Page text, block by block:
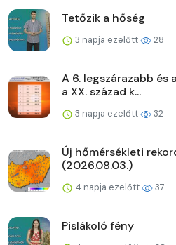
Tetőzik a hőség
3 napja ezelőtt 28
A 6. legszárazabb és
a XX. század k...
3 napja ezelőtt 32
Új hőmérsékleti
(2026.08.03.)
4 napja ezelőtt 37
Pislákoló fény